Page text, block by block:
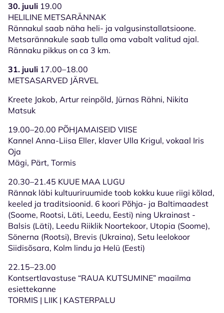
30. juuli 19.00
HELILINE METSARÄNNAK
Rännakul saab näha heli- ja valgusinstallatsioone.
Metsarännakule saab tulla oma vabalt valitud ajal.
Rännaku pikkus on ca 3 km.
31. juuli 17.00–18.00
METSASARVED JÄRVEL
Kreete Jakob, Artur reinpõld, Jürnas Rähni, Nikita
Matsuk
19.00–20.00 PÕHJAMAISEID VIISE
Kannel Anna-Liisa Eller, klaver Ulla Krigul, vokaal Iris
Oja
Mägi, Pärt, Tormis
20.30–21.45 KUUE MAA LUGU
Rännak läbi kultuuriruumide toob kokku kuue riigi kõlad,
keeled ja traditsioonid. 6 koori Põhja- ja Baltimaadest
(Soome, Rootsi, Läti, Leedu, Eesti) ning Ukrainast -
Balsis (Läti), Leedu Riiklik Noortekoor, Utopia (Soome),
Sönerna (Rootsi), Brevis (Ukraina), Setu leelokoor
Siidisõsara, Kolm lindu ja Helü (Eesti)
22.15–23.00
Kontsertlavastuse “RAUA KUTSUMINE” maailma
esiettekanne
TORMIS | LIIK | KASTERPALU